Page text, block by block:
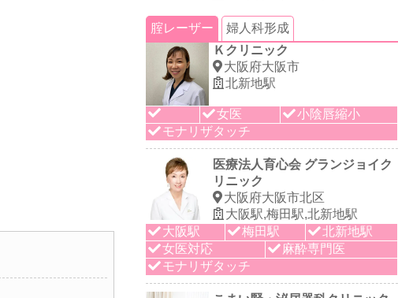
腟レーザー
婦人科形成
Ｋクリニック
大阪府大阪市
北新地駅
女医
小陰唇縮小
モナリザタッチ
医療法人育心会 グランジョイク
リニック
大阪府大阪市北区
大阪駅,梅田駅,北新地駅
大阪駅
梅田駅
北新地駅
女医対応
麻酔専門医
モナリザタッチ